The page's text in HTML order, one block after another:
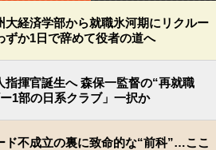
大経済学部から就職氷河期にリクルー
ずか1日で辞めて役者の道へ
指揮官誕生へ 森保一監督の“再就職
1部の日系クラブ」一択か
ド不成立の裏に致命的な“前科”…ここ